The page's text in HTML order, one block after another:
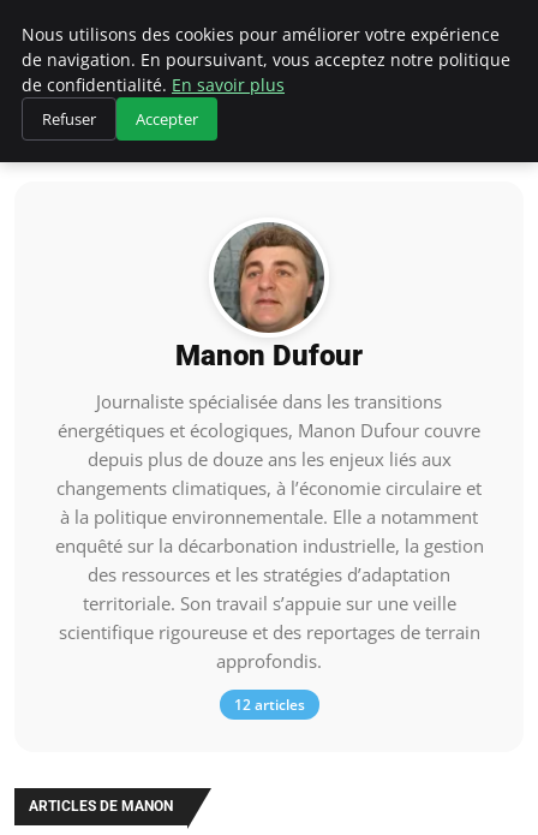
Climategatecountryclub.com
Accueil Manon Dufour
Manon Dufour
Journaliste spécialisée dans les transitions
énergétiques et écologiques, Manon Dufour couvre
depuis plus de douze ans les enjeux liés aux
changements climatiques, à l’économie circulaire et
à la politique environnementale. Elle a notamment
enquêté sur la décarbonation industrielle, la gestion
des ressources et les stratégies d’adaptation
territoriale. Son travail s’appuie sur une veille
scientifique rigoureuse et des reportages de terrain
approfondis.
12 articles
ARTICLES DE MANON
Nous utilisons des cookies pour améliorer votre expérience
de navigation. En poursuivant, vous acceptez notre politique
de confidentialité. En savoir plus
Refuser Accepter